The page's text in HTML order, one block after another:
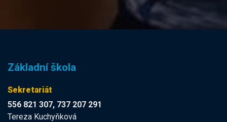
Základní škola
Sekretariát
556 821 307, 737 207 291
Tereza Kuchyňková